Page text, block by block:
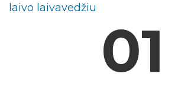
laivo laivavedžiu
01